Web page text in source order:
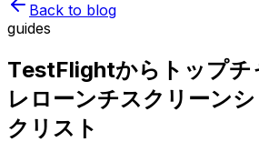
Back to blog
guides
TestFlightからトップチ
レローンチスクリーン
クリスト